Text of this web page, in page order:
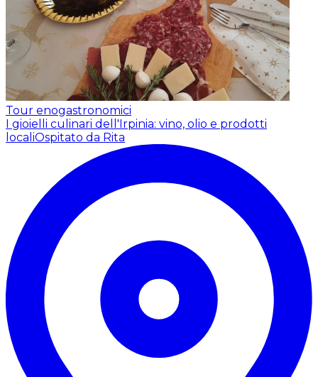
Tour enogastronomici
I gioielli culinari dell'Irpinia: vino, olio e prodotti
localiOspitato da Rita